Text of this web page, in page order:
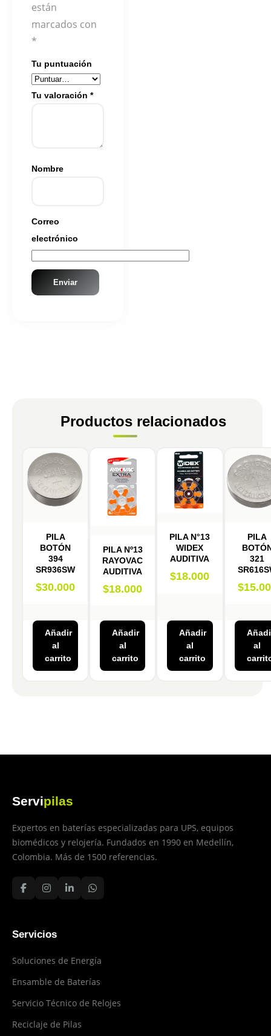
están
marcados con
*
Tu puntuación
Tu valoración *
Nombre
Correo
electrónico
Productos relacionados
PILA
BOTÓN
394
SR936SW
$30.000
Añadir
al
carrito
PILA Nº13
RAYOVAC
AUDITIVA
$18.000
Añadir
al
carrito
PILA N°13
WIDEX
AUDITIVA
$18.000
Añadir
al
carrito
PILA
321
$
al
Servipilas
Expertos en baterías especializadas para UPS, equipos
biomédicos y relojería. Fundados en 1990 en Medellín,
Colombia. Más de 1500 referencias.
Servicios
Soluciones de Energía
Ensamble de Baterías
Servicio Técnico de Relojes
Reciclaje de Pilas